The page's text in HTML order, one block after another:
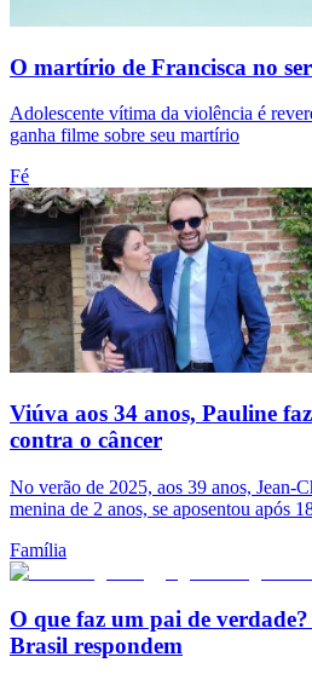
O martírio de Francisca no
Adolescente vítima da violência é
ganha filme sobre seu martírio
Fé
Viúva aos 34 anos, Pauline
contra o câncer
No verão de 2025, aos 39 anos, Jean-
menina de 2 anos, se aposentou após
Família
O que faz um pai de
Brasil respondem